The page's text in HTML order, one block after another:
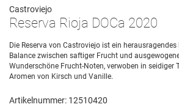
Castroviejo
Reserva Rioja DOCa 2020
Die Reserva von Castroviejo ist ein
Balance zwischen saftiger Frucht und
Wunderschöne Frucht-Noten, verwoben in seidiger
Aromen von Kirsch und Vanille.
Artikelnummer: 12510420